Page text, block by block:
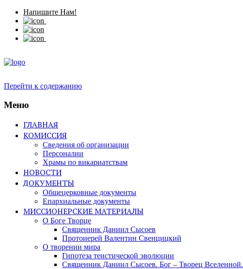
Напишите Нам!
Перейти к содержанию
Меню
ГЛАВНАЯ
КОМИССИЯ
Сведения об организации
Персоналии
Храмы по викариатствам
НОВОСТИ
ДОКУМЕНТЫ
Общецерковные документы
Епархиальные документы
МИССИОНЕРСКИЕ МАТЕРИАЛЫ
О Боге Творце
Священник Даниил Сысоев
Протоиерей Валентин Свенцицкий
О творении мира
Гипотеза теистической эволюции
Священник Даниил Сысоев. Бог – Творец Вселенной.